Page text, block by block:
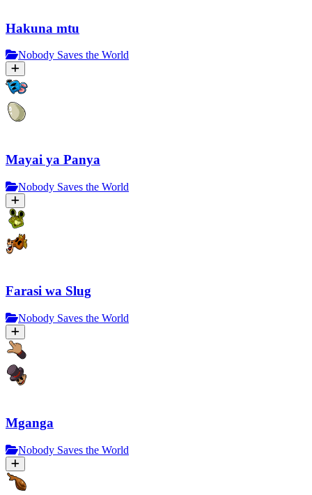
Hakuna mtu
Nobody Saves the World
Mayai ya Panya
Nobody Saves the World
Farasi wa Slug
Nobody Saves the World
Mganga
Nobody Saves the World